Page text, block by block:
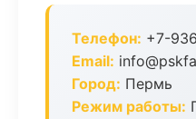
Телефон: +7-
Email:
Город: Пермь
Режим работы: